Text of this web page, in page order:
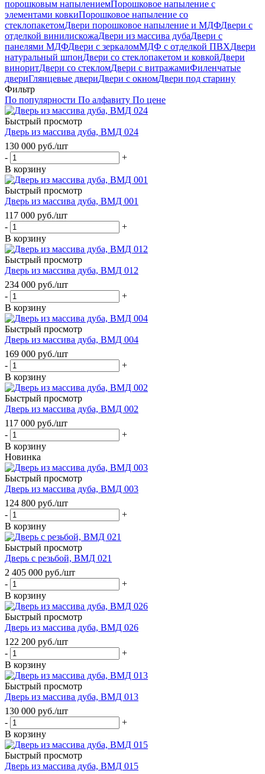
порошковым напылениемПорошковое напыление с
элементами ковкиПорошковое напыление со
стеклопакетомДвери порошковое напыление и МДФДвери с
отделкой винилискожаДвери из массива дубаДвери с
панелями МДФДвери с зеркаломМДФ с отделкой ПВХДвери
натуральный шпонДвери со стеклопакетом и ковкойДвери
виноритДвери со стекломДвери с витражамиФиленчатые
двериГлянцевые двериДвери с окномДвери под старину
Фильтр
По популярности По алфавиту По цене
Быстрый просмотр
Дверь из массива дуба, ВМД 024
130 000 руб./шт
-
+
В корзину
Быстрый просмотр
Дверь из массива дуба, ВМД 001
117 000 руб./шт
-
+
В корзину
Быстрый просмотр
Дверь из массива дуба, ВМД 012
234 000 руб./шт
-
+
В корзину
Быстрый просмотр
Дверь из массива дуба, ВМД 004
169 000 руб./шт
-
+
В корзину
Быстрый просмотр
Дверь из массива дуба, ВМД 002
117 000 руб./шт
-
+
В корзину
Новинка
Быстрый просмотр
Дверь из массива дуба, ВМД 003
124 800 руб./шт
-
+
В корзину
Быстрый просмотр
Дверь с резьбой, ВМД 021
2 405 000 руб./шт
-
+
В корзину
Быстрый просмотр
Дверь из массива дуба, ВМД 026
122 200 руб./шт
-
+
В корзину
Быстрый просмотр
Дверь из массива дуба, ВМД 013
130 000 руб./шт
-
+
В корзину
Быстрый просмотр
Дверь из массива дуба, ВМД 015